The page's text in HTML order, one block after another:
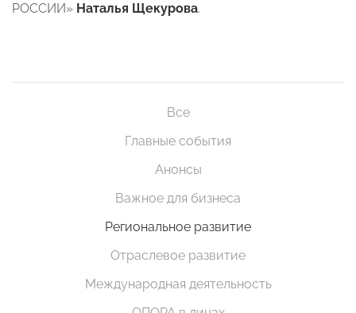
РОССИИ» Наталья Щекурова.
Все
Главные события
Анонсы
Важное для бизнеса
Региональное развитие
Отраслевое развитие
Международная деятельность